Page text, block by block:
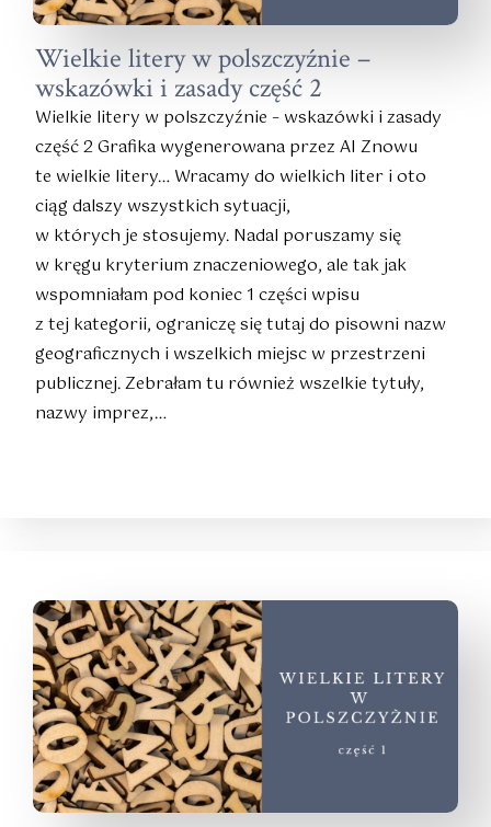
Wielkie litery w polszczyźnie –
wskazówki i zasady część 2
Wielkie litery w polszczyźnie – wskazówki i zasady
część 2 Grafika wygenerowana przez AI Znowu
te wielkie litery… Wracamy do wielkich liter i oto
ciąg dalszy wszystkich sytuacji,
w których je stosujemy. Nadal poruszamy się
w kręgu kryterium znaczeniowego, ale tak jak
wspomniałam pod koniec 1 części wpisu
z tej kategorii, ograniczę się tutaj do pisowni nazw
geograficznych i wszelkich miejsc w przestrzeni
publicznej. Zebrałam tu również wszelkie tytuły,
nazwy imprez,…